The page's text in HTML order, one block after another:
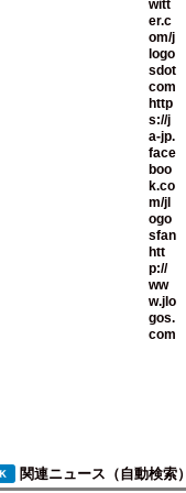
関連ニュース（自動検索